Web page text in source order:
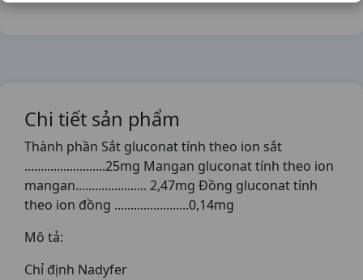
Chi tiết sản phẩm
Thành phần Sắt gluconat tính theo ion sắt
.........................25mg Mangan gluconat tính theo ion
mangan...................... 2,47mg Đồng gluconat tính
theo ion đồng .......................0,14mg
Mô tả:
Chỉ định Nadyfer